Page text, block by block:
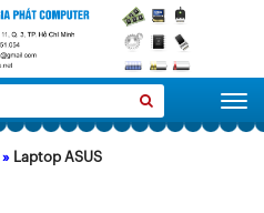
» Laptop ASUS